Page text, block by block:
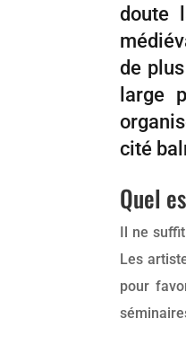
doute
de
large
cité
Quel
Il ne
Les
pour